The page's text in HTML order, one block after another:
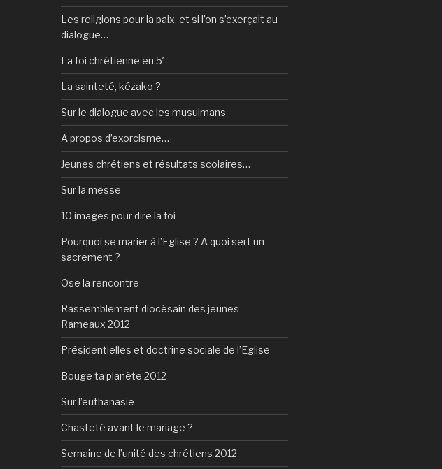
Les religions pour la paix, et si l’on s’exerçait au
dialogue…
La foi chrétienne en 5′
La sainteté, kézako ?
Sur le dialogue avec les musulmans
A propos d’exorcisme…
Jeunes chrétiens et résultats scolaires…
Sur la messe
10 images pour dire la foi
Pourquoi se marier à l’Eglise ? A quoi sert un
sacrement ?
Ose la rencontre
Rassemblement diocésain des jeunes –
Rameaux 2012
Présidentielles et doctrine sociale de l’Eglise
Bouge ta planète 2012
Sur l’euthanasie
Chasteté avant le mariage ?
Semaine de l’unité des chrétiens 2012